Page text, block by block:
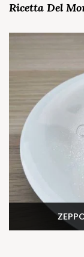
Ricetta Del